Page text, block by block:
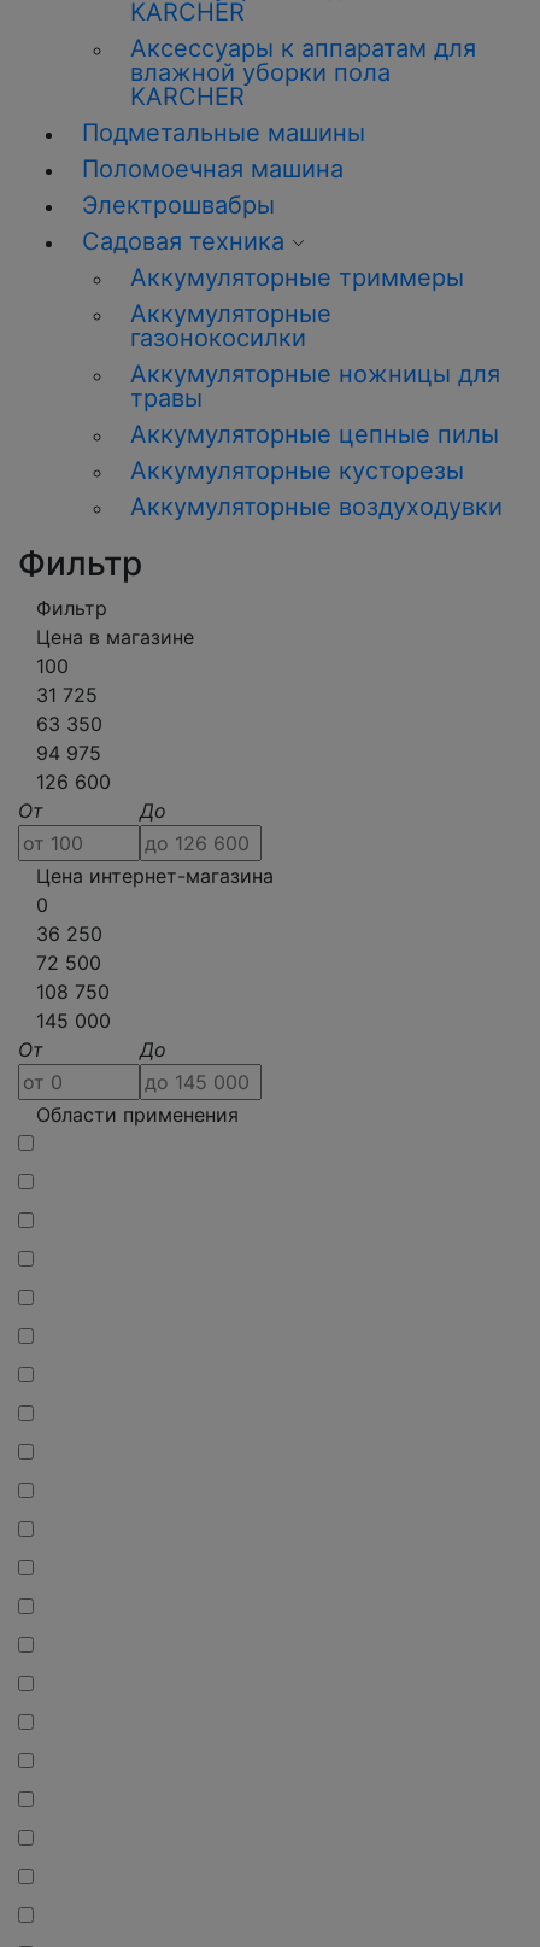
KARCHER
Аксессуары к аппаратам для
влажной уборки пола
KARCHER
Подметальные машины
Поломоечная машина
Электрошвабры
Садовая техника
Аккумуляторные триммеры
Аккумуляторные
газонокосилки
Аккумуляторные ножницы для
травы
Аккумуляторные цепные пилы
Аккумуляторные кусторезы
Аккумуляторные воздуходувки
Фильтр
Фильтр
Цена в магазине
100
31 725
63 350
94 975
126 600
От
До
Цена интернет-магазина
0
36 250
72 500
108 750
145 000
От
До
Области применения